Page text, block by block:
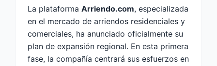
La plataforma Arriendo.com, especializada
en el mercado de arriendos residenciales y
comerciales, ha anunciado oficialmente su
plan de expansión regional. En esta primera
fase, la compañía centrará sus esfuerzos en